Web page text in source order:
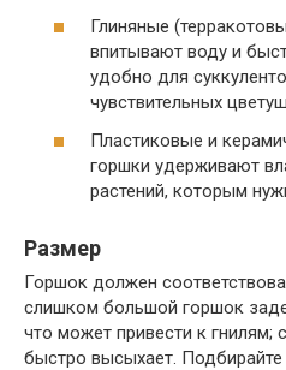
Глиняные
впитывают воду и
удобно для
чувствительных
Пластиковые и
горшки удерживают
растений, которым
Размер
Горшок должен
слишком большой горшок
что может привести к
быстро высыхает.